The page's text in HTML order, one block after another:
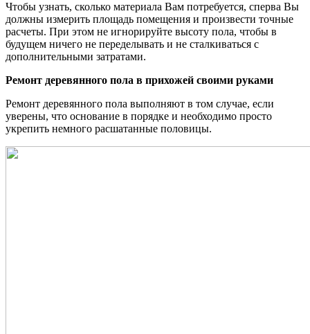
Чтобы узнать, сколько материала Вам потребуется, сперва Вы
должны измерить площадь помещения и произвести точные
расчеты. При этом не игнорируйте высоту пола, чтобы в
будущем ничего не переделывать и не сталкиваться с
дополнительными затратами.
Ремонт деревянного пола в прихожей своими руками
Ремонт деревянного пола выполняют в том случае, если
уверены, что основание в порядке и необходимо просто
укрепить немного расшатанные половицы.